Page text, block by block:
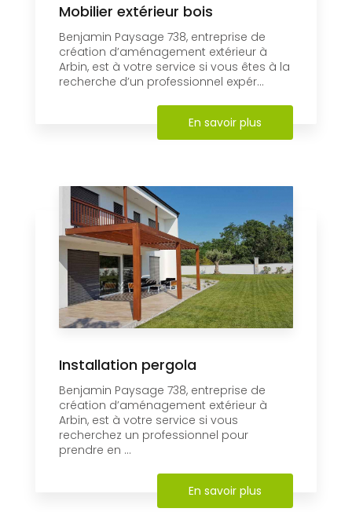
Mobilier extérieur bois
Benjamin Paysage 738, entreprise de
création d’aménagement extérieur à
Arbin, est à votre service si vous êtes à la
recherche d’un professionnel expér...
En savoir plus
Installation pergola
Benjamin Paysage 738, entreprise de
création d’aménagement extérieur à
Arbin, est à votre service si vous
recherchez un professionnel pour
prendre en ...
En savoir plus